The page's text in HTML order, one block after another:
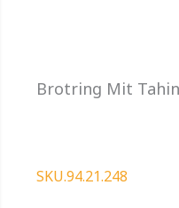
Brotring Mit
SKU.94.21.248